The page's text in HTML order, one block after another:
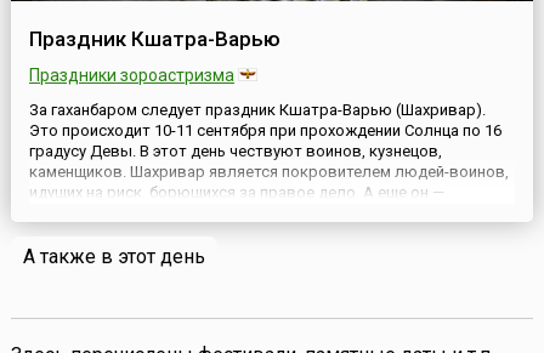
Праздник Кшатра-Варью
Праздники зороастризма
За гаханбаром следует праздник Кшатра-Варью (Шахривар).
Это происходит 10-11 сентября при прохождении Солнца по 16
градусу Девы. В этот день чествуют воинов, кузнецов,
каменщиков. Шахривар является покровителем людей-воинов,
идущих на риск, борющихся за правое дело. А еще он —
камнями. Ведь когда Дух зла расколол сначала первое
каменное неб...
А также в этот день